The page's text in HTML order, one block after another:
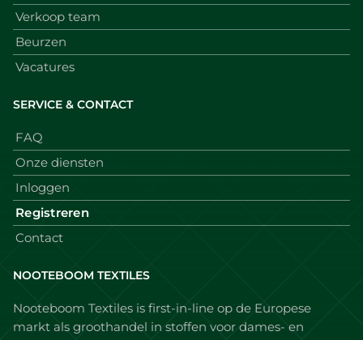
Verkoop team
Beurzen
Vacatures
SERVICE & CONTACT
FAQ
Onze diensten
Inloggen
Registreren
Contact
NOOTEBOOM TEXTILES
Nooteboom Textiles is first-in-line op de Europese
markt als groothandel in stoffen voor dames- en